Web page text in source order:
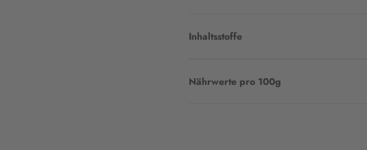
Inhaltsstoffe
Nährwerte pro 100g